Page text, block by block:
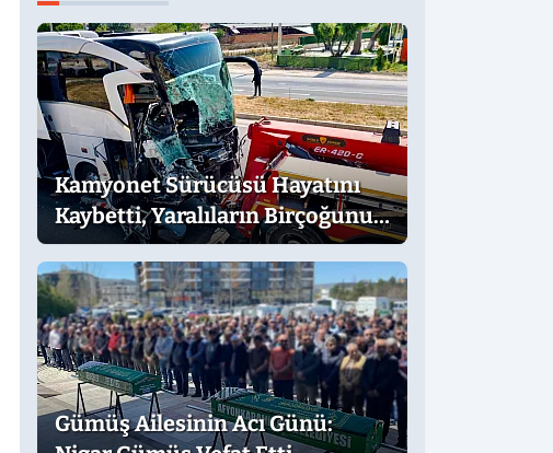
Kamyonet Sürücüsü Hayatını
Kaybetti, Yaralıların Birçoğunun
Sağlık Durumu İyi
Gümüş Ailesinin Acı Günü: